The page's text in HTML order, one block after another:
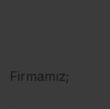
Firmamız;